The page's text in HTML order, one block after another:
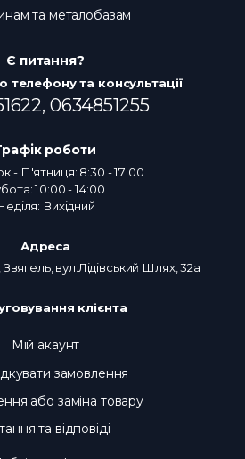
та металобазам
Є питання?
телефону та консультації
0634851255
роботи
- П'ятниця: 8:30 - 17:00
10:00 - 14:00
Вихідний
Адреса
вул.Лідівський Шлях, 32а
клієнта
Мій акаунт
замовлення
або заміна товару
та відповіді